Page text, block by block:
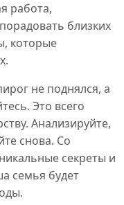
работа,
близких
которые
не поднялся, а
Это всего
Анализируйте,
снова. Со
секреты и
семья будет